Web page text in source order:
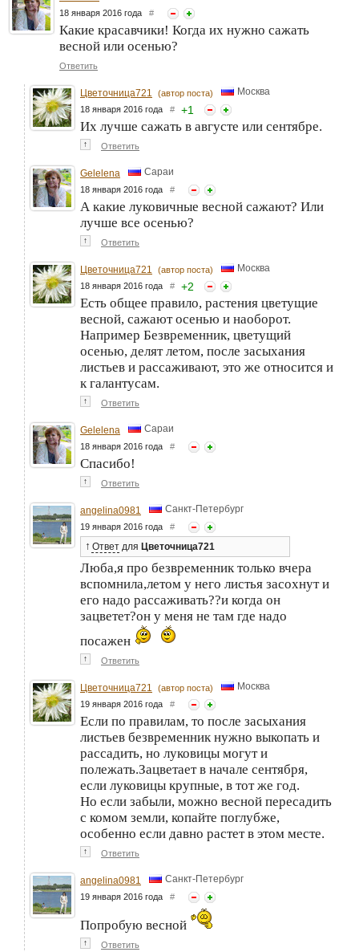
18 января 2016 года #
Какие красавчики! Когда их нужно сажать
весной или осенью?
Ответить
Цветочница721 (автор поста) Москва
18 января 2016 года # +1
Их лучше сажать в августе или сентябре.
↑ Ответить
Gelelena Сараи
18 января 2016 года #
А какие луковичные весной сажают? Или
лучше все осенью?
↑ Ответить
Цветочница721 (автор поста) Москва
18 января 2016 года # +2
Есть общее правило, растения цветущие
весной, сажают осенью и наоборот.
Например Безвременник, цветущий
осенью, делят летом, после засыхания
листьев и рассаживают, это же относится и
к галантусам.
↑ Ответить
Gelelena Сараи
18 января 2016 года #
Спасибо!
↑ Ответить
angelina0981 Санкт-Петербург
19 января 2016 года #
↑ Ответ для Цветочница721
Люба,я про безвременник только вчера
вспомнила,летом у него листья засохнут и
его надо рассаживать??и когда он
зацветет?он у меня не там где надо
посажен
↑ Ответить
Цветочница721 (автор поста) Москва
19 января 2016 года #
Если по правилам, то после засыхания
листьев безвременник нужно выкопать и
рассадить, но луковицы могут и
полежать.Зацветает в начале сентября,
если луковицы крупные, в тот же год.
Но если забыли, можно весной пересадить
с комом земли, копайте поглубже,
особенно если давно растет в этом месте.
↑ Ответить
angelina0981 Санкт-Петербург
19 января 2016 года #
Попробую весной
↑ Ответить